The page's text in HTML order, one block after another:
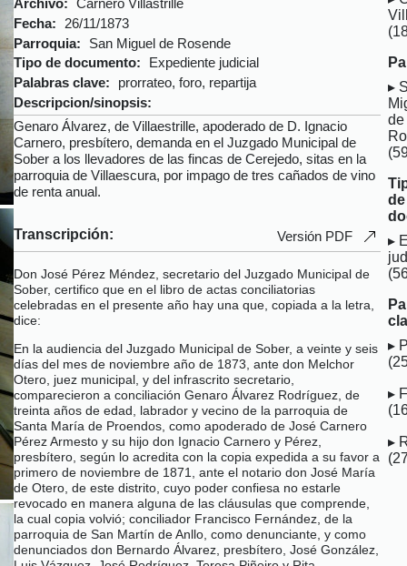
Archivo: Carnero Villastrille
Fecha:
26/11/1873
Parroquia:
San Miguel de Rosende
Tipo de documento:
Expediente judicial
Palabras clave:
prorrateo, foro, repartija
Descripcion/sinopsis:
Genaro Álvarez, de Villaestrille, apoderado de D. Ignacio
Carnero, presbítero, demanda en el Juzgado Municipal de
Sober a los llevadores de las fincas de Cerejedo, sitas en la
parroquia de Villaescura, por impago de tres cañados de vino
de renta anual.
Transcripción: Versión PDF
Don José Pérez Méndez, secretario del Juzgado Municipal de
Sober, certifico que en el libro de actas conciliatorias
celebradas en el presente año hay una que, copiada a la letra,
dice:
En la audiencia del Juzgado Municipal de Sober, a veinte y seis
días del mes de noviembre año de 1873, ante don Melchor
Otero, juez municipal, y del infrascrito secretario,
comparecieron a conciliación Genaro Álvarez Rodríguez, de
treinta años de edad, labrador y vecino de la parroquia de
Santa María de Proendos, como apoderado de José Carnero
Pérez Armesto y su hijo don Ignacio Carnero y Pérez,
presbítero, según lo acredita con la copia expedida a su favor a
primero de noviembre de 1871, ante el notario don José María
de Otero, de este distrito, cuyo poder confiesa no estarle
revocado en manera alguna de las cláusulas que comprende,
la cual copia volvió; conciliador Francisco Fernández, de la
parroquia de San Martín de Anllo, como denunciante, y como
denunciados don Bernardo Álvarez, presbítero, José González,
de
de